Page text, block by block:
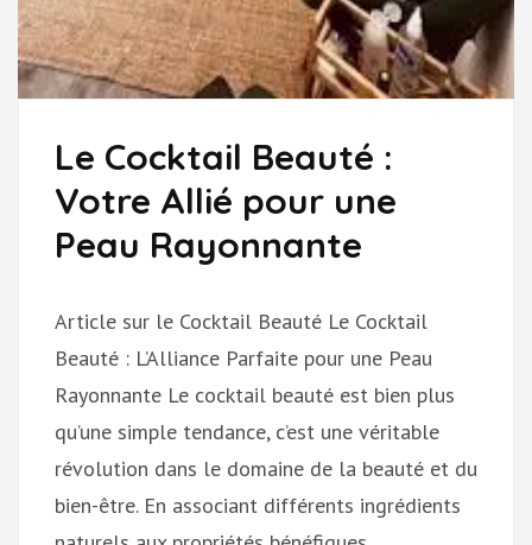
Le Cocktail Beauté :
Votre Allié pour une
Peau Rayonnante
Article sur le Cocktail Beauté Le Cocktail
Beauté : L’Alliance Parfaite pour une Peau
Rayonnante Le cocktail beauté est bien plus
qu’une simple tendance, c’est une véritable
révolution dans le domaine de la beauté et du
bien-être. En associant différents ingrédients